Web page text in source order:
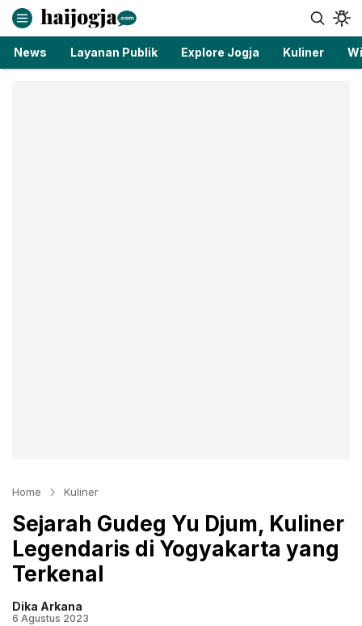
haijogja.com
Berita Jogja Terbaru dan Terkini
News Layanan Publik Explore Jogja Kuliner
Home Kuliner
Sejarah Gudeg Yu Djum, Kuliner
Legendaris di Yogyakarta yang
Terkenal
Dika Arkana
6 Agustus 2023